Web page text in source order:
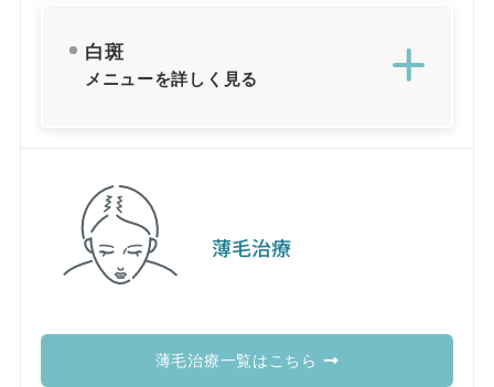
白斑
メニューを詳しく見る
薄毛治療
薄毛治療一覧はこちら